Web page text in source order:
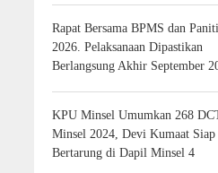
Rapat Bersama BPMS dan
2026. Pelaksanaan Dipastikan
Berlangsung Akhir September
KPU Minsel Umumkan 268
Minsel 2024, Devi Kumaat Siap
Bertarung di Dapil Minsel 4